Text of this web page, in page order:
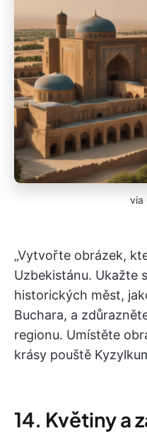
via
„Vytvořte obrázek,
Uzbekistánu. Ukažte
historických měst,
Buchara, a
regionu. Umístěte
krásy pouště
14. Květiny a